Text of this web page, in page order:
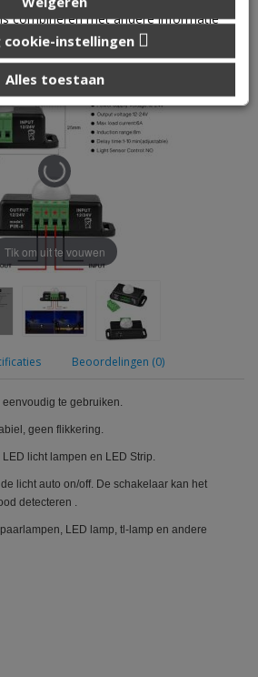
PIR Motion Sensor
Tik om uit te vouwen
Beoordelingen (0)
te gebruiken.
geen flikkering.
licht lampen en LED Strip.
licht auto on/off. De schakelaar kan het
detecteren .
LED lamp, tl-lamp en andere
combineren met andere informatie
of die ze hebben verzameld op
hun services.
cookie-instellingen
Alles toestaan